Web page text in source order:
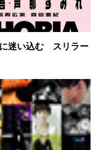
迷い込む スリラー